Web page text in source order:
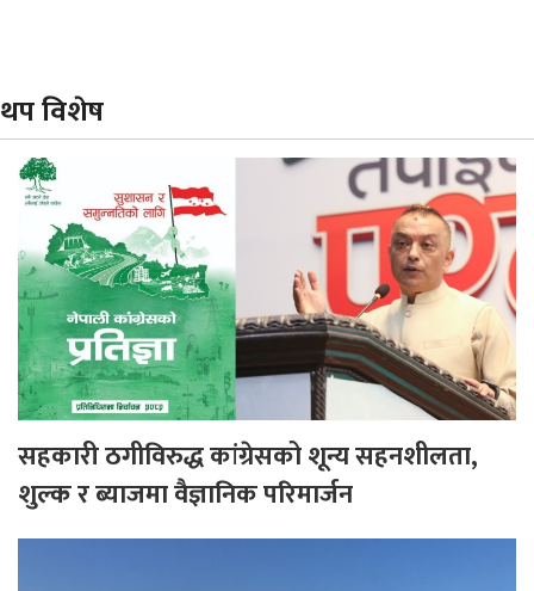
थप विशेष
सहकारी ठगीविरुद्ध कांग्रेसको शून्य सहनशीलता,
शुल्क र ब्याजमा वैज्ञानिक परिमार्जन